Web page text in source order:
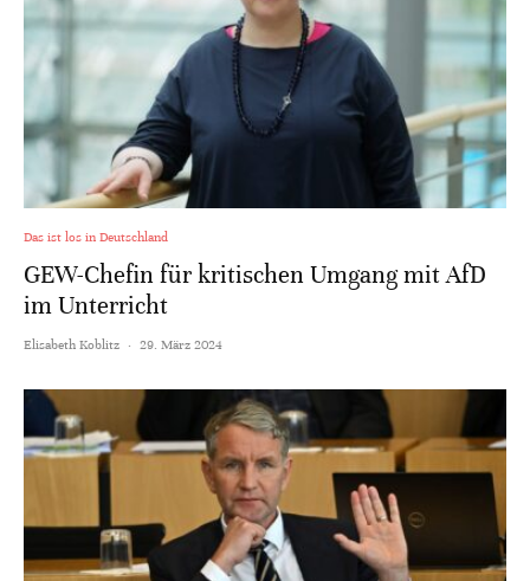
Das ist los in Deutschland
GEW-Chefin für kritischen Umgang mit AfD
im Unterricht
Elisabeth Koblitz · 29. März 2024